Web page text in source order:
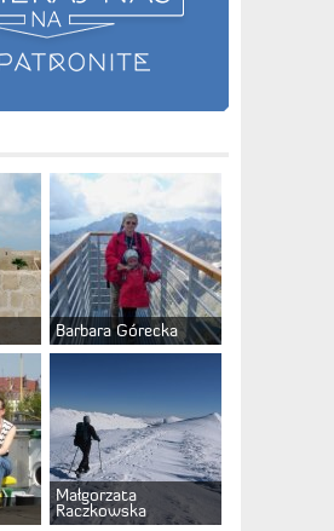
Barbara Górecka
Małgorzata
Raczkowska